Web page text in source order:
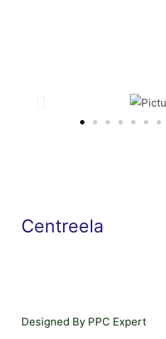
Centreela
Designed By PPC Expert